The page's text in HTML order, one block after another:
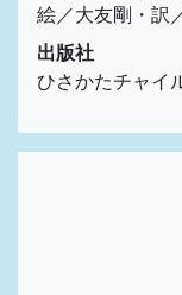
絵／大友剛・訳
出版社
ひさかたチャイ